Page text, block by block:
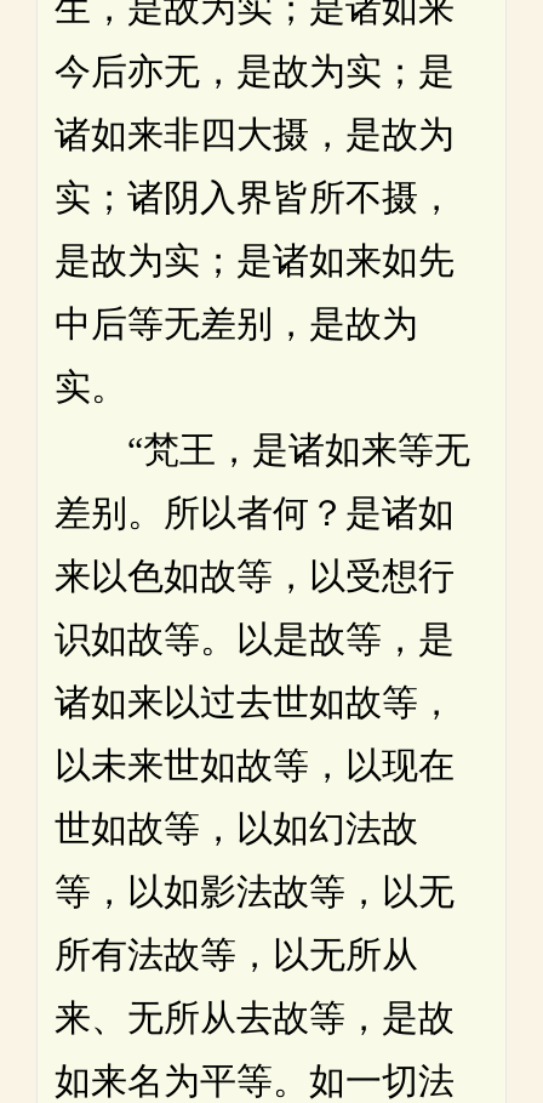
生，是故为实；是诸如来
今后亦无，是故为实；是
诸如来非四大摄，是故为
实；诸阴入界皆所不摄，
是故为实；是诸如来如先
中后等无差别，是故为
实。
“梵王，是诸如来等无
差别。所以者何？是诸如
来以色如故等，以受想行
识如故等。以是故等，是
诸如来以过去世如故等，
以未来世如故等，以现在
世如故等，以如幻法故
等，以如影法故等，以无
所有法故等，以无所从
来、无所从去故等，是故
如来名为平等。如一切法